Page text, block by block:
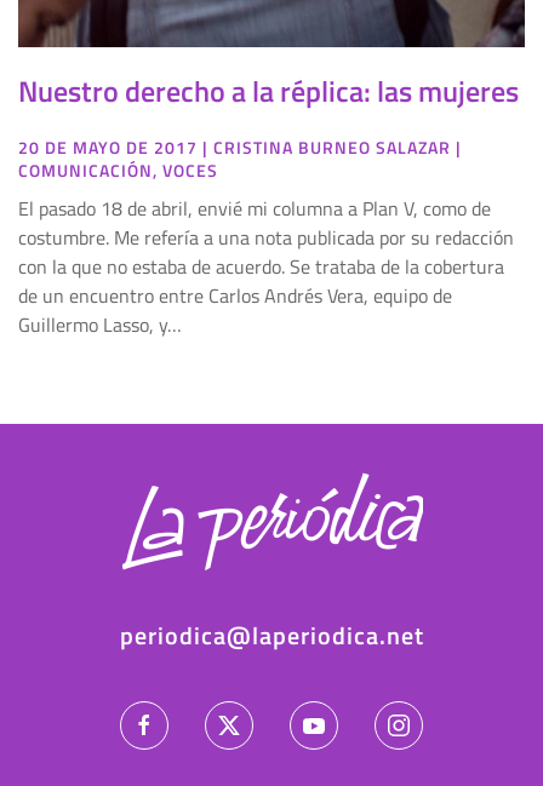
Nuestro derecho a la réplica: las mujeres
20 DE MAYO DE 2017 | CRISTINA BURNEO SALAZAR |
COMUNICACIÓN, VOCES
El pasado 18 de abril, envié mi columna a Plan V, como de
costumbre. Me refería a una nota publicada por su redacción
con la que no estaba de acuerdo. Se trataba de la cobertura
de un encuentro entre Carlos Andrés Vera, equipo de
Guillermo Lasso, y…
periodica@laperiodica.net